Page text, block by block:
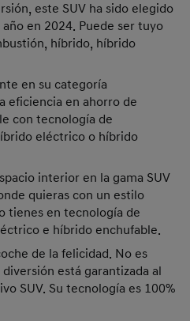
este SUV ha sido elegido
en 2024. Puede ser tuyo
híbrido, híbrido
en su categoría
eficiencia en ahorro de
con tecnología de
eléctrico o híbrido
interior en la gama SUV
quieras con un estilo
tienes en tecnología de
e híbrido enchufable.
de la felicidad. No es
está garantizada al
SUV. Su tecnología es 100%